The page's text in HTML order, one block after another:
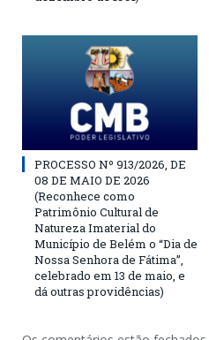
PROCESSO Nº 913/2026, DE
08 DE MAIO DE 2026
(Reconhece como
Patrimônio Cultural de
Natureza Imaterial do
Município de Belém o “Dia de
Nossa Senhora de Fátima”,
celebrado em 13 de maio, e
dá outras providências)